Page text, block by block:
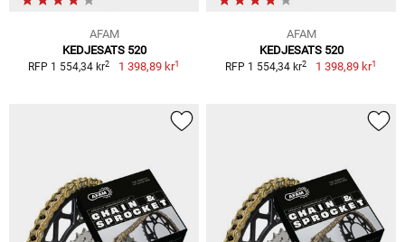
AFAM
KEDJESATS 520
RFP 1 554,34 kr2 1 398,89 kr1
AFAM
KEDJESATS 520
RFP 1 554,34 kr2 1 398,89 kr1